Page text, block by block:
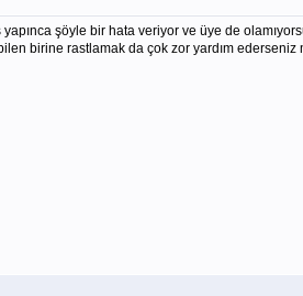
şöyle bir hata veriyor ve üye de
birine rastlamak da çok zor yardım ederseniz